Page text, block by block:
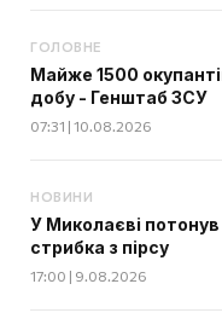
ГОЛОВНЕ
Майже 1500
добу - Генштаб ЗСУ
07:31 | 10.08.2026
НОВИНИ
У Миколаєві потонув
стрибка з пірсу
17:00 | 9.08.2026